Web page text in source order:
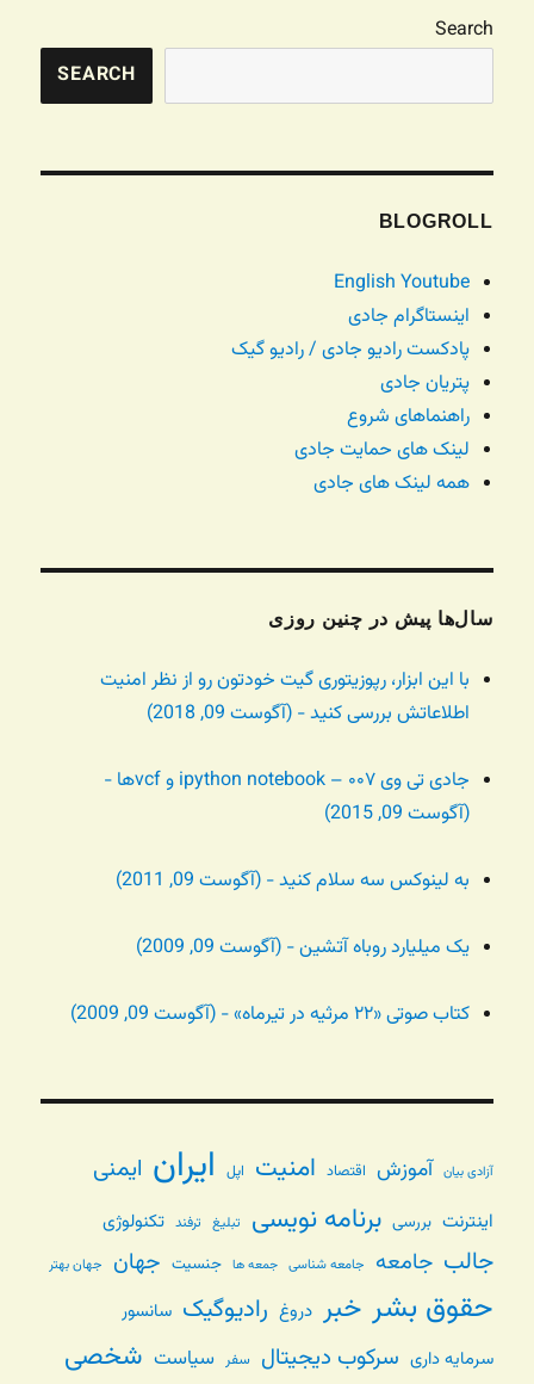
Search
SEARCH
BLOGROLL
English Youtube
اینستاگرام جادی
پادکست رادیو جادی / رادیو گیک
پتریان جادی
راهنماهای شروع
لینک های حمایت جادی
همه لینک های جادی
سال‌ها پیش در چنین روزی
با این ابزار، رپوزیتوری گیت خودتون رو از نظر امنیت
اطلاعاتش بررسی کنید - (آگوست 09, 2018)
جادی تی وی ۰۰۷ – ipython notebook و vcfها -
(آگوست 09, 2015)
به لینوکس سه سلام کنید - (آگوست 09, 2011)
یک میلیارد روباه آتشین - (آگوست 09, 2009)
کتاب صوتی «۲۲ مرثیه در تیرماه» - (آگوست 09, 2009)
آزادی بیان آموزش اقتصاد امنیت اپل ایران ایمنی
اینترنت بررسی برنامه نویسی تبلیغ ترفند تکنولوژی
جالب جامعه جامعه شناسی جمعه ها جنسیت جهان جهان بهتر
حقوق بشر خبر دروغ رادیوگیک سانسور
سرمایه داری سرکوب دیجیتال سفر سیاست شخصی